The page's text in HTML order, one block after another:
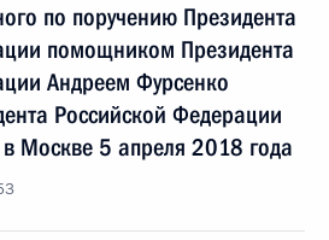
по поручению Президента
помощником Президента
Андреем Фурсенко
Российской Федерации
Москве 5 апреля 2018 года